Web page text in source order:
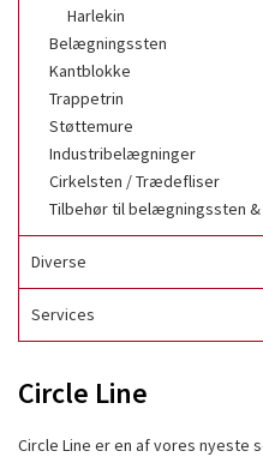
Harlekin
Belægningssten
Kantblokke
Trappetrin
Støttemure
Industribelægninger
Cirkelsten / Trædefliser
Tilbehør til belægningssten
Diverse
Services
Circle Line
Circle Line er en af vores nyeste